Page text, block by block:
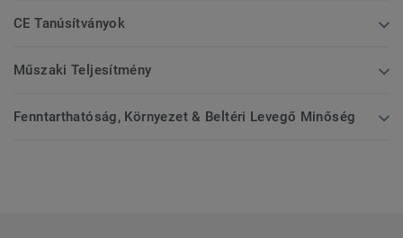
CE Tanúsítványok
Műszaki Teljesítmény
Fenntarthatóság, Környezet & Beltéri Levegő Minőség